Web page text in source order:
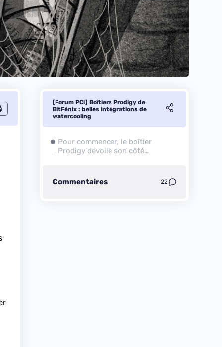
[Forum PCi] Boîtiers Prodigy de
BitFénix : belles intégrations de
watercooling
Pour commencer, le boîtier
Prodigy dévoile son côté
Commentaires 22